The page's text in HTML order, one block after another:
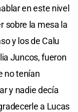
en este nivel
sobre la mesa la
y los de Calu
Juncos, fueron
no tenían
y nadie decía
a Lucas